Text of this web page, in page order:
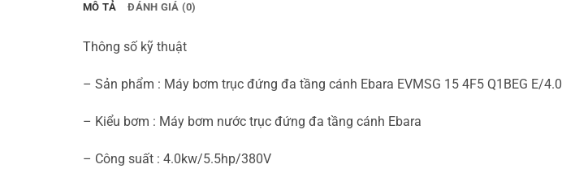
MÔ TẢ ĐÁNH GIÁ (0)
Thông số kỹ thuật
– Sản phẩm : Máy bơm trục đứng đa tầng cánh Ebara EVMSG 15 4F5 Q1BEG E/4.0
– Kiểu bơm : Máy bơm nước trục đứng đa tầng cánh Ebara
– Công suất : 4.0kw/5.5hp/380V